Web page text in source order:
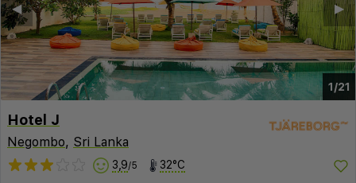
1/21
▶︎
◀︎
Hotel J
Negombo, Sri Lanka
3,9/5 32°C